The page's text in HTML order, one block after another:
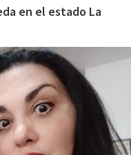
en el estado La